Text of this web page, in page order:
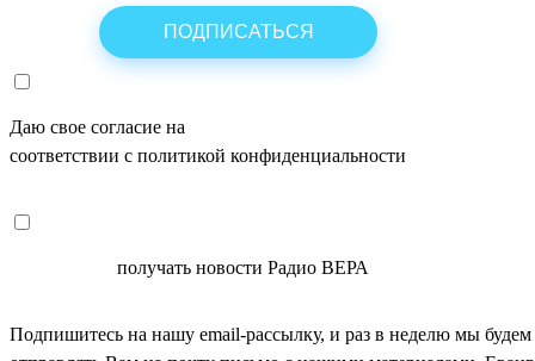
Даю свое согласие на
соответствии с политикой конфиденциальности
получать новости Радио ВЕРА
Подпишитесь на нашу email-рассылку, и раз в неделю мы будем